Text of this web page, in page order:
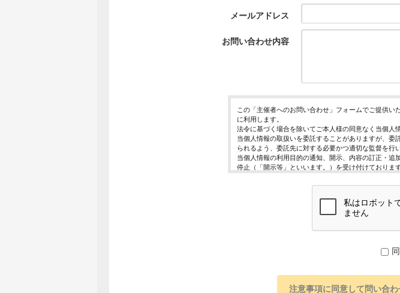
メールアドレス
お問い合わせ内容
この「主催者へのお問い合わせ」フォームでご提供
に利用します。
法令に基づく場合を除いてご本人様の同意なく当個人
当個人情報の取扱いを委託することがありますが、
られるよう、委託先に対する必要かつ適切な監督を行い
当個人情報の利用目的の通知、開示、内容の訂正・
停止（「開示等」といいます。）を受け付けております
ご入力頂く情報の提供は任意となっております。た
当ホームページではご利用状況の統計調査のためク
東京都渋谷区千駄ヶ谷1－21－6 E-Mail：
E-Mail ： contact@eventregist.com